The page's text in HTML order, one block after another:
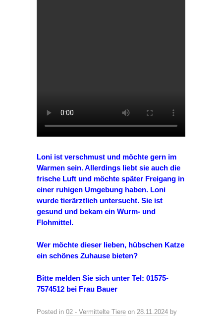
Loni ist verschmust und möchte gern im
Warmen sein. Allerdings liebt sie auch die
frische Luft und möchte später Freigang in
einer ruhigen Umgebung haben. Loni
wurde tierärztlich untersucht. Sie ist
gesund und bekam ein Wurm- und
Flohmittel.
Wer möchte dieser lieben, hübschen Katze
ein schönes Zuhause bieten?
Bitte melden Sie sich unter Tel: 01575-
7574512 bei Frau Bauer
Posted in 02 - Vermittelte Tiere on 28.11.2024 by